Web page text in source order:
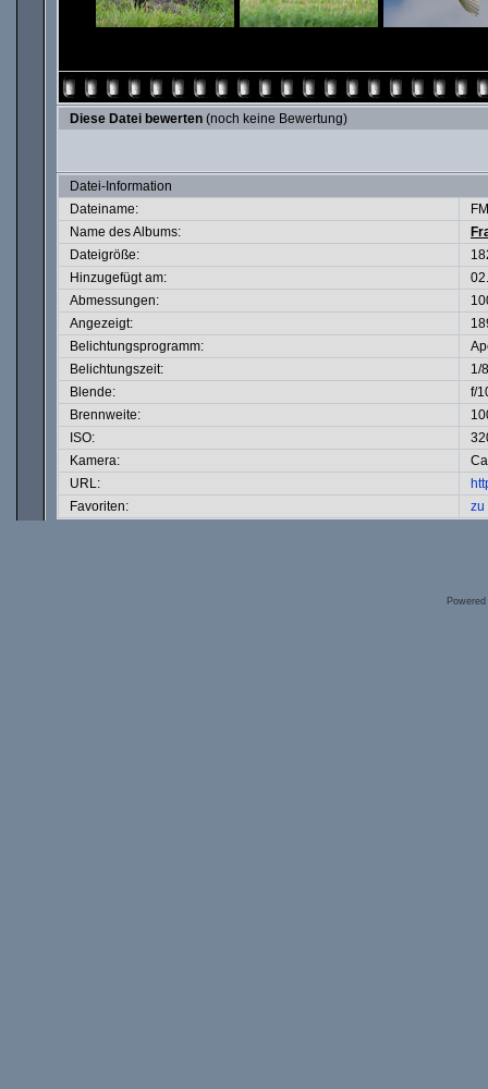
Diese Datei bewerten (noch keine Bewertung)
Datei-Information
Dateiname:
Name des Albums:
Dateigröße:
Hinzugefügt am:
Abmessungen:
Angezeigt:
Belichtungsprogramm:
Belichtungszeit:
1/
Blende:
f/
Brennweite:
ISO:
Kamera:
URL:
Favoriten:
zu